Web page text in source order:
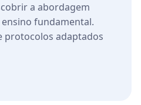
a abordagem
fundamental.
protocolos adaptados